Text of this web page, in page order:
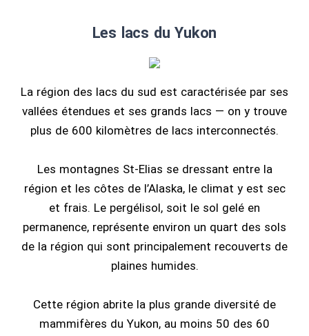
Les lacs du Yukon
La région des lacs du sud est caractérisée par ses
vallées étendues et ses grands lacs — on y trouve
plus de 600 kilomètres de lacs interconnectés.
Les montagnes St-Elias se dressant entre la
région et les côtes de l’Alaska, le climat y est sec
et frais. Le pergélisol, soit le sol gelé en
permanence, représente environ un quart des sols
de la région qui sont principalement recouverts de
plaines humides.
Cette région abrite la plus grande diversité de
mammifères du Yukon, au moins 50 des 60